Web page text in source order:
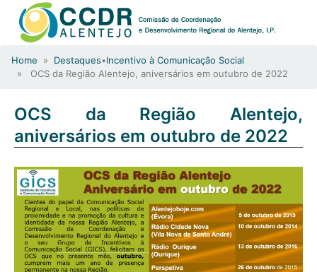
Home » Destaques•Incentivo à Comunicação Social
» OCS da Região Alentejo, aniversários em outubro de 2022
OCS da Região Alentejo,
aniversários em outubro de 2022